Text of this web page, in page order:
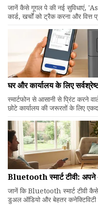
जानें कैसे गूगल पे की नई सुविधाएं,
कार्ड, खर्चों को ट्रैक करना और वित्त
घर और कार्यालय के लिए
स्मार्टफोन से आसानी से प्रिंट करने
छोटे कार्यालय की जरूरतों के लिए
Bluetooth स्मार्ट टीवी: अपने
जानें कि Bluetooth स्मार्ट
डुअल ऑडियो और बेहतर कनेक्टिविटी